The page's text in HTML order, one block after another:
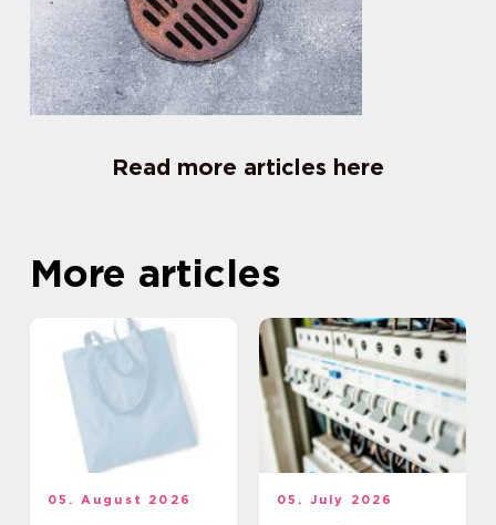
Read more articles here
More articles
05. August 2026 05. July 2026